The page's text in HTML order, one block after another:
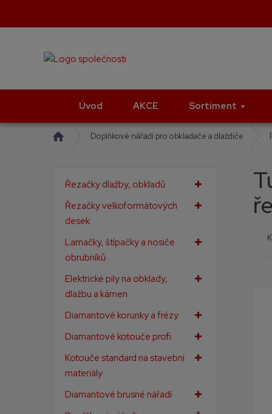
Úvod AKCE Sortiment
n
í
r
a
a
Doplňkové nářadí pro obkladače a dlaždiče
Řezačky dlažby, obkladů
Řezačky velkoformátových
desek
Lamačky, štípačky a nosiče
obrubníků
Elektrické pily na obklady,
dlažbu a kámen
Diamantové korunky a frézy
Diamantové kotouče profi
Kotouče standard na stavební
materiály
Diamantové brusné nářadí